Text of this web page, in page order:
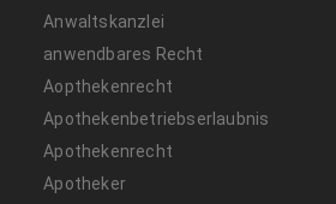
Anwaltskanzlei
anwendbares Recht
Aopthekenrecht
Apothekenbetriebserlaubnis
Apothekenrecht
Apotheker